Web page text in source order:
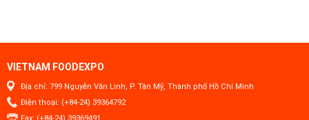
VIETNAM FOODEXPO
Địa chỉ: 799 Nguyễn Văn Linh, P. Tân Mỹ, Thành phố Hồ Chí Minh
Điện thoại: (+84-24) 39364792
Fax: (+84-24) 39369491